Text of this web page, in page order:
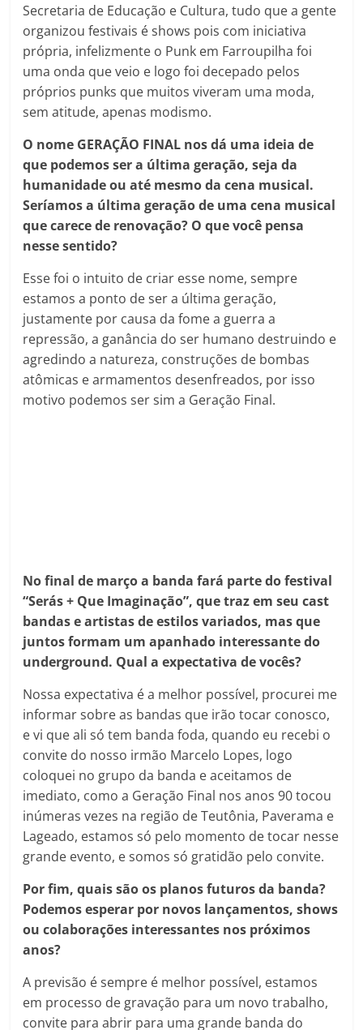
Secretaria de Educação e Cultura, tudo que a gente
organizou festivais é shows pois com iniciativa
própria, infelizmente o Punk em Farroupilha foi
uma onda que veio e logo foi decepado pelos
próprios punks que muitos viveram uma moda,
sem atitude, apenas modismo.
O nome GERAÇÃO FINAL nos dá uma ideia de
que podemos ser a última geração, seja da
humanidade ou até mesmo da cena musical.
Seríamos a última geração de uma cena musical
que carece de renovação? O que você pensa
nesse sentido?
Esse foi o intuito de criar esse nome, sempre
estamos a ponto de ser a última geração,
justamente por causa da fome a guerra a
repressão, a ganância do ser humano destruindo e
agredindo a natureza, construções de bombas
atômicas e armamentos desenfreados, por isso
motivo podemos ser sim a Geração Final.
No final de março a banda fará parte do festival
“Serás + Que Imaginação”, que traz em seu cast
bandas e artistas de estilos variados, mas que
juntos formam um apanhado interessante do
underground. Qual a expectativa de vocês?
Nossa expectativa é a melhor possível, procurei me
informar sobre as bandas que irão tocar conosco,
e vi que ali só tem banda foda, quando eu recebi o
convite do nosso irmão Marcelo Lopes, logo
coloquei no grupo da banda e aceitamos de
imediato, como a Geração Final nos anos 90 tocou
inúmeras vezes na região de Teutônia, Paverama e
Lageado, estamos só pelo momento de tocar nesse
grande evento, e somos só gratidão pelo convite.
Por fim, quais são os planos futuros da banda?
Podemos esperar por novos lançamentos, shows
ou colaborações interessantes nos próximos
anos?
A previsão é sempre é melhor possível, estamos
em processo de gravação para um novo trabalho,
convite para abrir para uma grande banda do